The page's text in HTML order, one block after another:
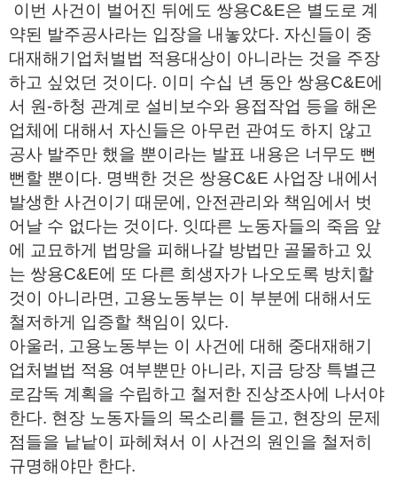
이번 사건이 벌어진 뒤에도 쌍용C&E은 별도로 계
약된 발주공사라는 입장을 내놓았다. 자신들이 중
대재해기업처벌법 적용대상이 아니라는 것을 주장
하고 싶었던 것이다. 이미 수십 년 동안 쌍용C&E에
서 원-하청 관계로 설비보수와 용접작업 등을 해온
업체에 대해서 자신들은 아무런 관여도 하지 않고
공사 발주만 했을 뿐이라는 발표 내용은 너무도 뻔
뻔할 뿐이다. 명백한 것은 쌍용C&E 사업장 내에서
발생한 사건이기 때문에, 안전관리와 책임에서 벗
어날 수 없다는 것이다. 잇따른 노동자들의 죽음 앞
에 교묘하게 법망을 피해나갈 방법만 골몰하고 있
는 쌍용C&E에 또 다른 희생자가 나오도록 방치할
것이 아니라면, 고용노동부는 이 부분에 대해서도
철저하게 입증할 책임이 있다.
아울러, 고용노동부는 이 사건에 대해 중대재해기
업처벌법 적용 여부뿐만 아니라, 지금 당장 특별근
로감독 계획을 수립하고 철저한 진상조사에 나서야
한다. 현장 노동자들의 목소리를 듣고, 현장의 문제
점들을 낱낱이 파헤쳐서 이 사건의 원인을 철저히
규명해야만 한다.